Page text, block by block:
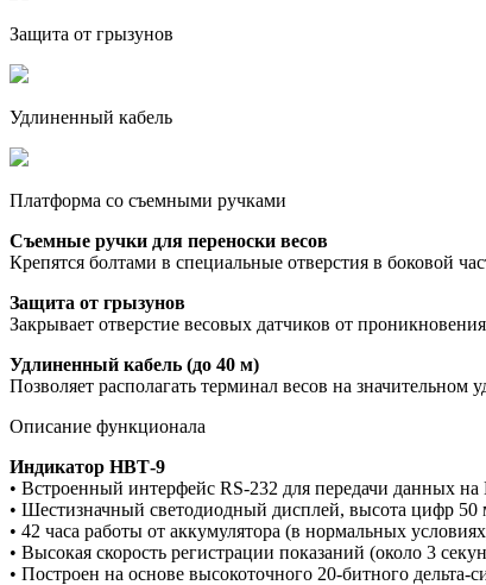
Защита от грызунов
Удлиненный кабель
Платформа со съемными ручками
Съемные ручки для переноски весов
Крепятся болтами в специальные отверстия в боковой
Защита от грызунов
Закрывает отверстие весовых датчиков от
Удлиненный кабель (до 40 м)
Позволяет располагать терминал весов на
Описание функционала
Индикатор НВТ-9
• Встроенный интерфейс RS-232 для передачи данных
• Шестизначный светодиодный дисплей, высота цифр 50
• 42 часа работы от аккумулятора (в нормальных
• Высокая скорость регистрации показаний (около 3
• Построен на основе высокоточного 20-битного